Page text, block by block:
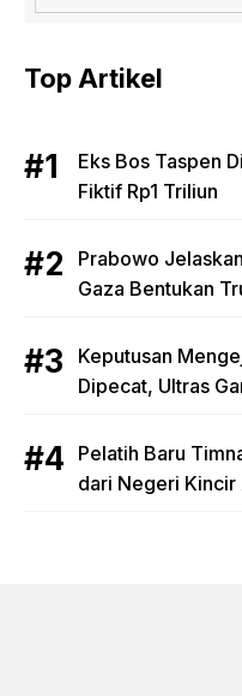
Top Artikel
Eks Bos Taspen
Fiktif Rp1 Triliun
Prabowo
Gaza Bentukan
Keputusan
Dipecat, Ultras
Pelatih Baru
dari Negeri Kincir